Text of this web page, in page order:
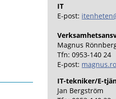
IT
E-post:
Magnus
Tfn: 0953-140 24
E-post:
IT-tekniker/E-
Jan Bergström